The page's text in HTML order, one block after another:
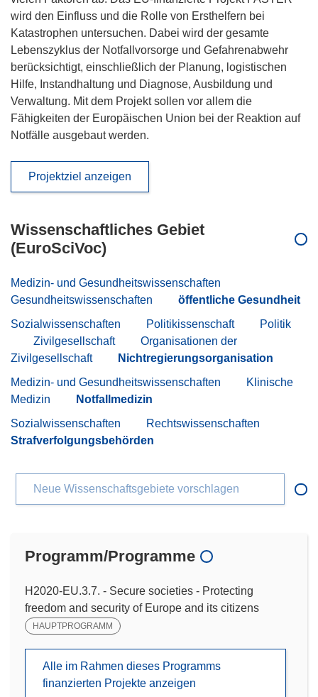
wird den Einfluss und die Rolle von Ersthelfern bei
Katastrophen untersuchen. Dabei wird der gesamte
Lebenszyklus der Notfallvorsorge und Gefahrenabwehr
berücksichtigt, einschließlich der Planung, logistischen
Hilfe, Instandhaltung und Diagnose, Ausbildung und
Verwaltung. Mit dem Projekt sollen vor allem die
Fähigkeiten der Europäischen Union bei der Reaktion auf
Notfälle ausgebaut werden.
Projektziel anzeigen
Wissenschaftliches Gebiet
(EuroSciVoc)
Medizin- und Gesundheitswissenschaften
Gesundheitswissenschaften
öffentliche Gesundheit
Sozialwissenschaften
Politikissenschaft
Politik
Zivilgesellschaft
Organisationen der
Zivilgesellschaft
Nichtregierungsorganisation
Medizin- und Gesundheitswissenschaften
Klinische
Medizin
Notfallmedizin
Sozialwissenschaften
Rechtswissenschaften
Strafverfolgungsbehörden
Neue Wissenschaftsgebiete vorschlagen
Programm/Programme
H2020-EU.3.7. - Secure societies - Protecting
freedom and security of Europe and its citizens
HAUPTPROGRAMM
Alle im Rahmen dieses Programms
finanzierten Projekte anzeigen